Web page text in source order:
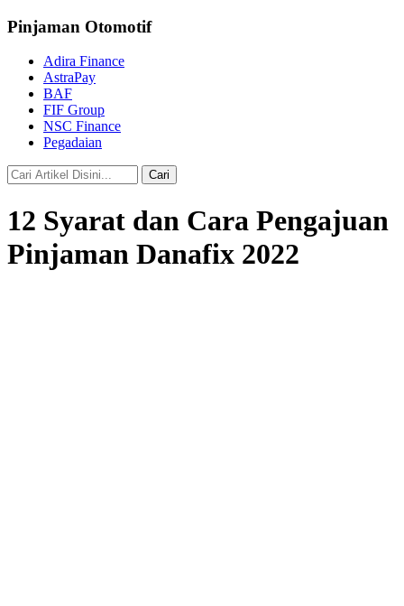
Pinjaman Otomotif
Adira Finance
AstraPay
BAF
FIF Group
NSC Finance
Pegadaian
Cari
12 Syarat dan Cara Pengajuan
Pinjaman Danafix 2022